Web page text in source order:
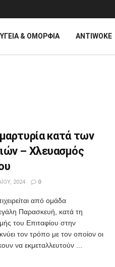
ΥΓΕΙΑ & ΟΜΟΡΦΙΑ ANTIWOKE
κατά των
– Χλευασμός
2024 0
από ομάδα
Παρασκευή, κατά τη
του Επιταφίου στην
τον τρόπο με τον οποίον οι
να εκμεταλλευτούν ...